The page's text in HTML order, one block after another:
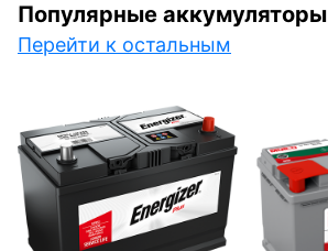
Популярные аккумуляторы
Перейти к остальным